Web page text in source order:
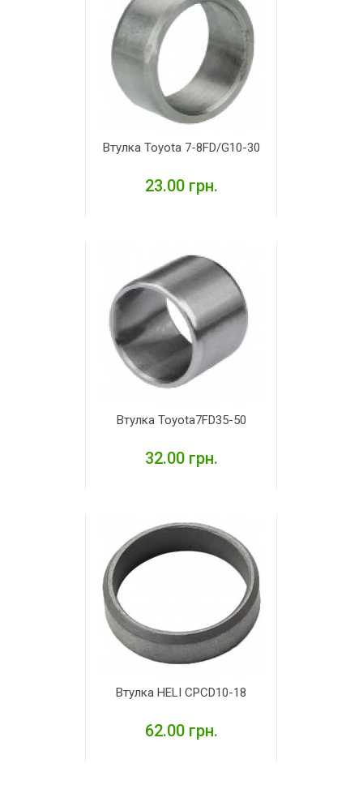
Втулка Toyota 7-8FD/G10-30
23.00 грн.
Втулка Toyota7FD35-50
32.00 грн.
Втулка HELI CPCD10-18
62.00 грн.